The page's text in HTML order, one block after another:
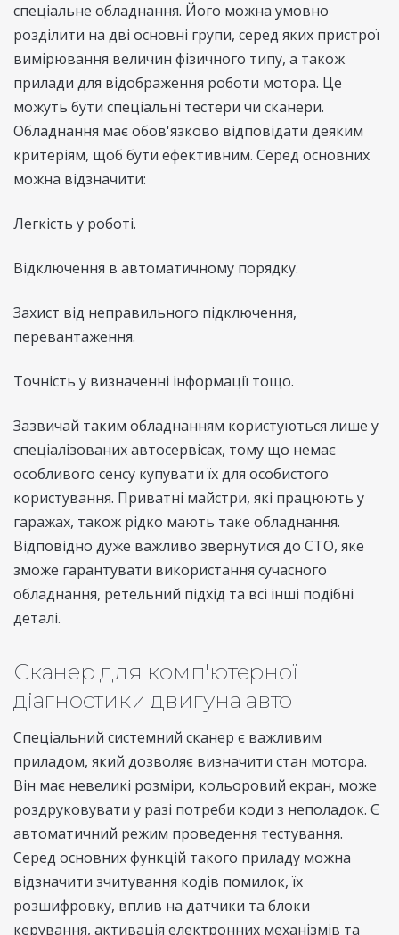
спеціальне обладнання. Його можна умовно
розділити на дві основні групи, серед яких пристрої
вимірювання величин фізичного типу, а також
прилади для відображення роботи мотора. Це
можуть бути спеціальні тестери чи сканери.
Обладнання має обов'язково відповідати деяким
критеріям, щоб бути ефективним. Серед основних
можна відзначити:
Легкість у роботі.
Відключення в автоматичному порядку.
Захист від неправильного підключення,
перевантаження.
Точність у визначенні інформації тощо.
Зазвичай таким обладнанням користуються лише у
спеціалізованих автосервісах, тому що немає
особливого сенсу купувати їх для особистого
користування. Приватні майстри, які працюють у
гаражах, також рідко мають таке обладнання.
Відповідно дуже важливо звернутися до СТО, яке
зможе гарантувати використання сучасного
обладнання, ретельний підхід та всі інші подібні
деталі.
Сканер для комп'ютерної
діагностики двигуна авто
Спеціальний системний сканер є важливим
приладом, який дозволяє визначити стан мотора.
Він має невеликі розміри, кольоровий екран, може
роздруковувати у разі потреби коди з неполадок. Є
автоматичний режим проведення тестування.
Серед основних функцій такого приладу можна
відзначити зчитування кодів помилок, їх
розшифровку, вплив на датчики та блоки
керування, активація електронних механізмів та